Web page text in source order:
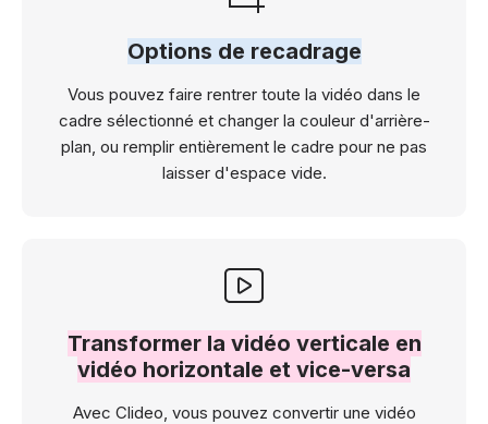
Options de recadrage
Vous pouvez faire rentrer toute la vidéo dans le
cadre sélectionné et changer la couleur d'arrière-
plan, ou remplir entièrement le cadre pour ne pas
laisser d'espace vide.
Transformer la vidéo verticale en
vidéo horizontale et vice-versa
Avec Clideo, vous pouvez convertir une vidéo